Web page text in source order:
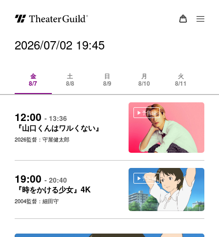
2026/07/02 19:45
金
8/7
土
8/8
日
8/9
月
8/10
火
8/11
予告編
12:00 - 13:36
『山口くんはワルくない』
2026監督：守屋健太郎
予告編
19:00 - 20:40
『時をかける少女』 4K
2004監督：細田守